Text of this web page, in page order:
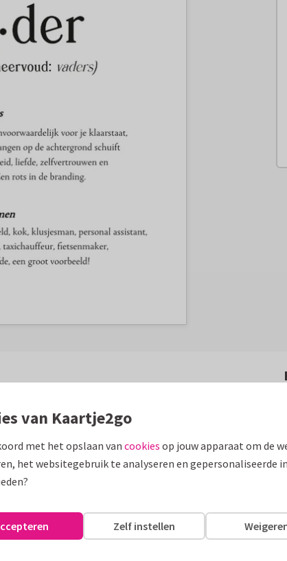
een echte vader.
bonusvader of oppasvader.
van Kaartje2go
met het opslaan van cookies op jouw apparaat om de
het websitegebruik te analyseren en gepersonaliseerde
Zelf instellen